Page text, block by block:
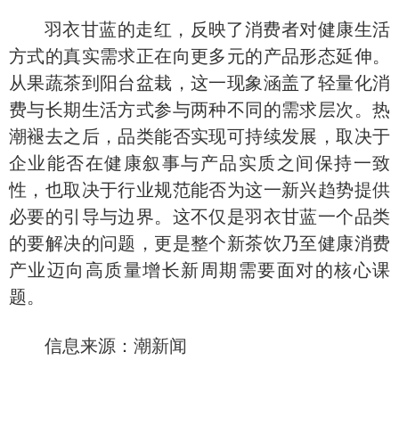
羽衣甘蓝的走红，反映了消费者对健康生活
方式的真实需求正在向更多元的产品形态延伸。
从果蔬茶到阳台盆栽，这一现象涵盖了轻量化消
费与长期生活方式参与两种不同的需求层次。热
潮褪去之后，品类能否实现可持续发展，取决于
企业能否在健康叙事与产品实质之间保持一致
性，也取决于行业规范能否为这一新兴趋势提供
必要的引导与边界。这不仅是羽衣甘蓝一个品类
的要解决的问题，更是整个新茶饮乃至健康消费
产业迈向高质量增长新周期需要面对的核心课
题。
信息来源 ： 潮新闻